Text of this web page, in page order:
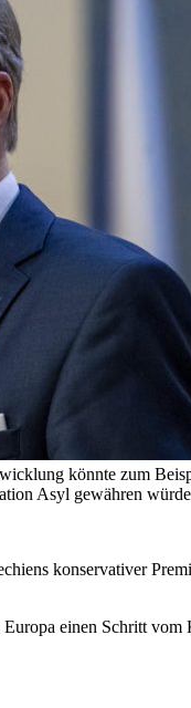
könnte zum
Asyl gewähren
konservativer
einen Schritt